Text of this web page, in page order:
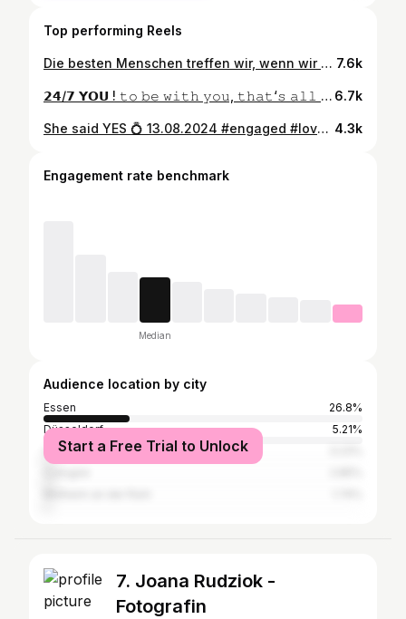
Top performing Reels
Die besten Menschen treffen wir, wenn wir gar nicht nach ihnen suchen ♥️🦦 #love #lieblingsmensch 7.6k
𝟮𝟰/𝟳 𝗬𝗢𝗨 ! 𝚝𝚘 𝚋𝚎 𝚠𝚒𝚝𝚑 𝚢𝚘𝚞, 𝚝𝚑𝚊𝚝‘𝚜 𝚊𝚕𝚕 𝚒 𝚠𝚊𝚗𝚝 ♥️ • #love #lieblingsmensch #happy #couple #bestfriend #loveyou @maurice.grube 6.7k
She said YES 💍 13.08.2024 #engaged #love #futurewife 4.3k
Engagement rate benchmark
Median
Audience location by city
Essen
26.8%
Düsseldorf
5.21%
Oberhausen
Start a Free Trial to Unlock
7. Joana Rudziok -
Fotografin